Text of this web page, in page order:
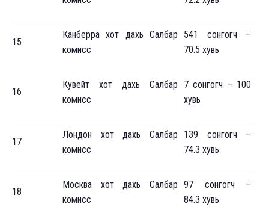
15
Канберра хот дахь Салбар
комисс
541 сонгогч –
70.5 хувь
16
Кувейт хот дахь Салбар
комисс
7 сонгогч – 100
хувь
17
Лондон хот дахь Салбар
комисс
139 сонгогч –
74.3 хувь
18
Москва хот дахь Салбар
комисс
97 сонгогч –
84.3 хувь